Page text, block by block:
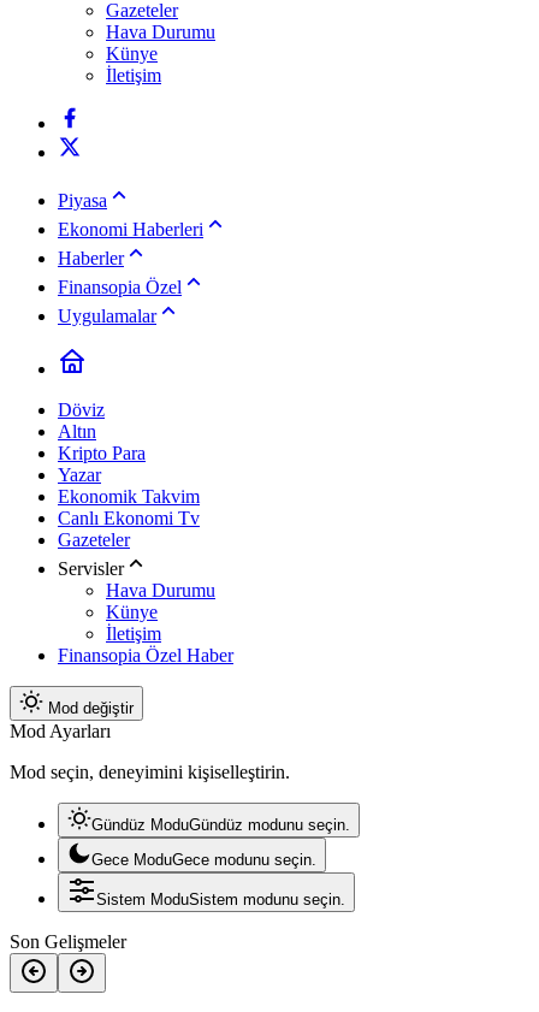
Gazeteler
Hava Durumu
Künye
İletişim
Piyasa
Ekonomi Haberleri
Haberler
Finansopia Özel
Uygulamalar
Döviz
Altın
Kripto Para
Yazar
Ekonomik Takvim
Canlı Ekonomi Tv
Gazeteler
Servisler
Hava Durumu
Künye
İletişim
Finansopia Özel Haber
Mod değiştir
Mod Ayarları
Mod seçin, deneyimini kişiselleştirin.
Gündüz ModuGündüz modunu seçin.
Gece ModuGece modunu seçin.
Sistem ModuSistem modunu seçin.
Son Gelişmeler